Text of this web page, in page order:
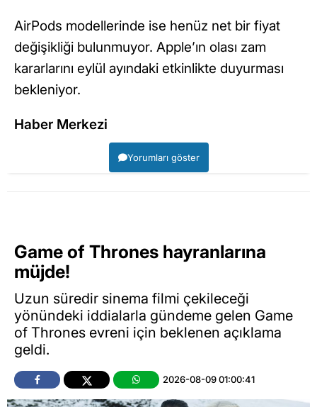
AirPods modellerinde ise henüz net bir fiyat
değişikliği bulunmuyor. Apple’ın olası zam
kararlarını eylül ayındaki etkinlikte duyurması
bekleniyor.
Haber Merkezi
Yorumları göster
Game of Thrones hayranlarına
müjde!
Uzun süredir sinema filmi çekileceği
yönündeki iddialarla gündeme gelen Game
of Thrones evreni için beklenen açıklama
geldi.
2026-08-09 01:00:41